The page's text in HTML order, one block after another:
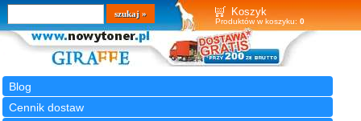
Koszyk
Produktów w koszyku: 0
Blog
Cennik dostaw
Wyszukiwarka
szukaj